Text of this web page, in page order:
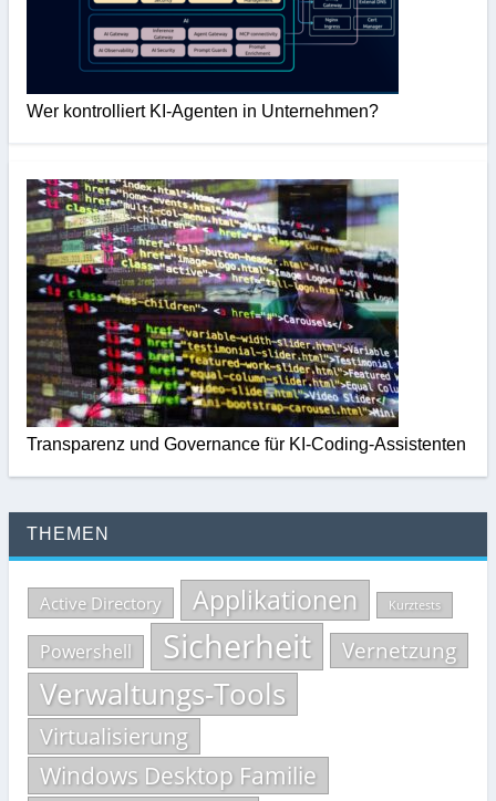
Wer kontrolliert KI-Agenten in Unternehmen?
Transparenz und Governance für KI-Coding-Assistenten
THEMEN
Active Directory Applikationen Kurztests
Powershell Sicherheit Vernetzung
Verwaltungs-Tools
Virtualisierung
Windows Desktop Familie